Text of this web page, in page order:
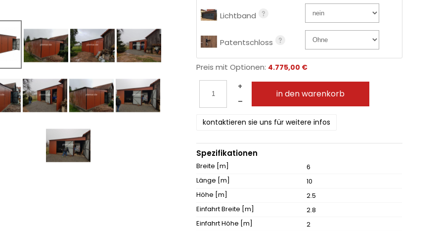
Lichtband
Patentschloss
Preis mit Optionen: 4.775,00 €
+
–
in den warenkorb
kontaktieren sie uns für weitere infos
Spezifikationen
Breite [m]
6
Länge [m]
10
Höhe [m]
2.5
Einfahrt Breite [m]
2.8
Einfahrt Höhe [m]
2